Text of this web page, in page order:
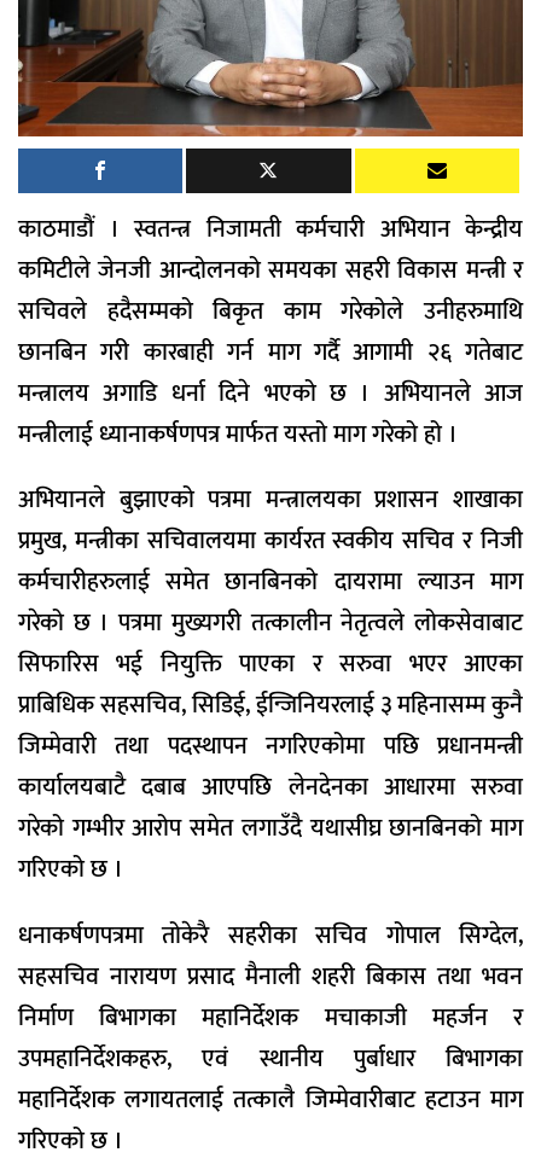
काठमाडौं । स्वतन्त्र निजामती कर्मचारी अभियान केन्द्रीय
कमिटीले जेनजी आन्दोलनको समयका सहरी विकास मन्त्री र
सचिवले हदैसम्मको बिकृत काम गरेकोले उनीहरुमाथि
छानबिन गरी कारबाही गर्न माग गर्दै आगामी २६ गतेबाट
मन्त्रालय अगाडि धर्ना दिने भएको छ । अभियानले आज
मन्त्रीलाई ध्यानाकर्षणपत्र मार्फत यस्तो माग गरेको हो ।
अभियानले बुझाएको पत्रमा मन्त्रालयका प्रशासन शाखाका
प्रमुख, मन्त्रीका सचिवालयमा कार्यरत स्वकीय सचिव र निजी
कर्मचारीहरुलाई समेत छानबिनको दायरामा ल्याउन माग
गरेको छ । पत्रमा मुख्यगरी तत्कालीन नेतृत्वले लोकसेवाबाट
सिफारिस भई नियुक्ति पाएका र सरुवा भएर आएका
प्राबिधिक सहसचिव, सिडिई, ईन्जिनियरलाई ३ महिनासम्म कुनै
जिम्मेवारी तथा पदस्थापन नगरिएकोमा पछि प्रधानमन्त्री
कार्यालयबाटै दबाब आएपछि लेनदेनका आधारमा सरुवा
गरेको गम्भीर आरोप समेत लगाउँदै यथासीघ्र छानबिनको माग
गरिएको छ ।
धनाकर्षणपत्रमा तोकेरै सहरीका सचिव गोपाल सिग्देल,
सहसचिव नारायण प्रसाद मैनाली शहरी बिकास तथा भवन
निर्माण बिभागका महानिर्देशक मचाकाजी महर्जन र
उपमहानिर्देशकहरु, एवं स्थानीय पुर्बाधार बिभागका
महानिर्देशक लगायतलाई तत्कालै जिम्मेवारीबाट हटाउन माग
गरिएको छ ।